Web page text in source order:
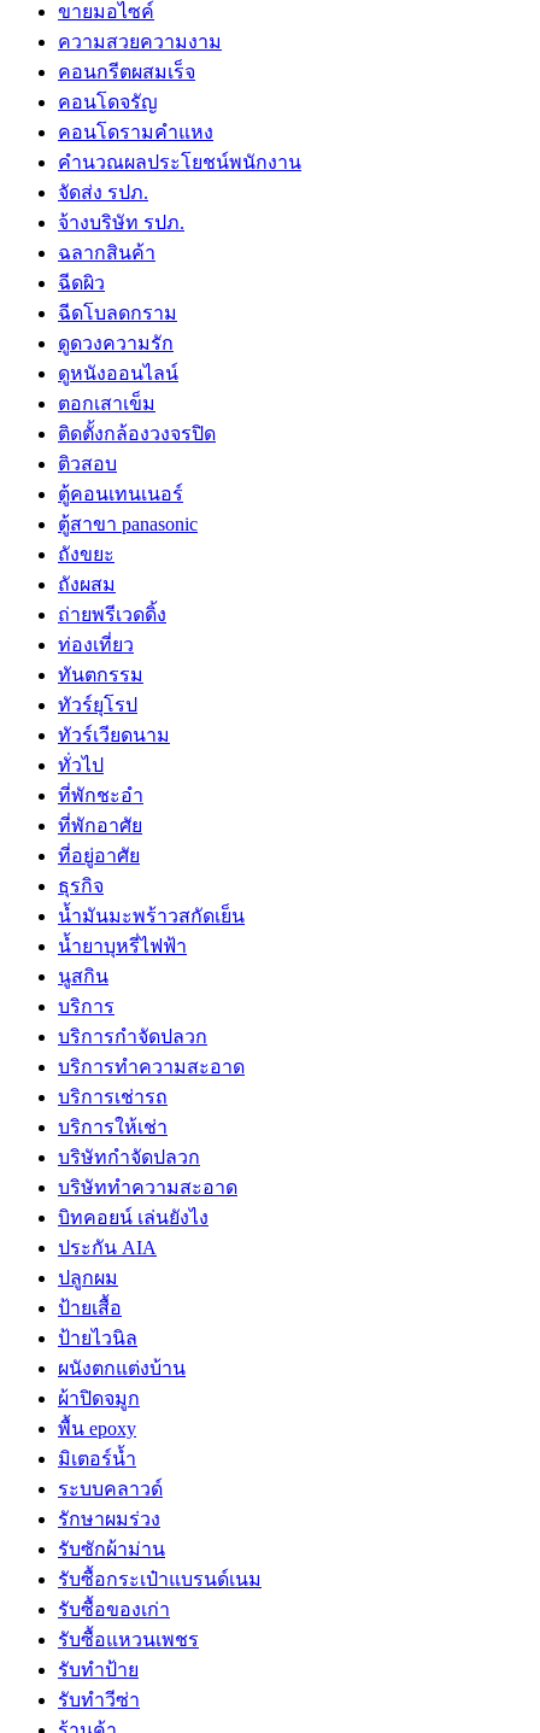
ขายมอไซค์
ความสวยความงาม
คอนกรีตผสมเร็จ
คอนโดจรัญ
คอนโดรามคำแหง
คำนวณผลประโยชน์พนักงาน
จัดส่ง รปภ.
จ้างบริษัท รปภ.
ฉลากสินค้า
ฉีดผิว
ฉีดโบลดกราม
ดูดวงความรัก
ดูหนังออนไลน์
ตอกเสาเข็ม
ติดตั้งกล้องวงจรปิด
ติวสอบ
ตู้คอนเทนเนอร์
ตู้สาขา panasonic
ถังขยะ
ถังผสม
ถ่ายพรีเวดดิ้ง
ท่องเที่ยว
ทันตกรรม
ทัวร์ยุโรป
ทัวร์เวียดนาม
ทั่วไป
ที่พักชะอำ
ที่พักอาศัย
ที่อยู่อาศัย
ธุรกิจ
น้ำมันมะพร้าวสกัดเย็น
น้ำยาบุหรี่ไฟฟ้า
นูสกิน
บริการ
บริการกำจัดปลวก
บริการทำความสะอาด
บริการเช่ารถ
บริการให้เช่า
บริษัทกำจัดปลวก
บริษัททำความสะอาด
บิทคอยน์ เล่นยังไง
ประกัน AIA
ปลูกผม
ป้ายเสื้อ
ป้ายไวนิล
ผนังตกแต่งบ้าน
ผ้าปิดจมูก
พื้น epoxy
มิเตอร์น้ำ
ระบบคลาวด์
รักษาผมร่วง
รับซักผ้าม่าน
รับซื้อกระเป๋าแบรนด์เนม
รับซื้อของเก่า
รับซื้อแหวนเพชร
รับทำป้าย
รับทำวีซ่า